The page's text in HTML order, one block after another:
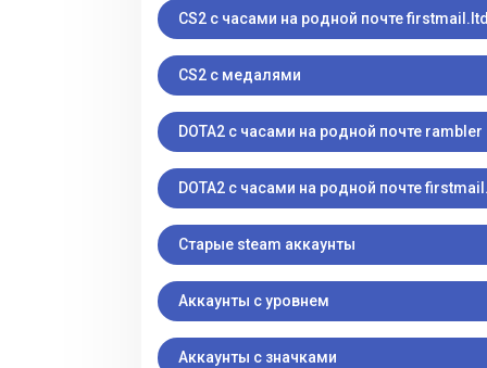
CS2 с часами на родной почте
CS2 с медалями
DOTA2 с часами на родной почте rambler
DOTA2 с часами на родной почте
Старые steam аккаунты
Аккаунты с уровнем
Аккаунты с значками